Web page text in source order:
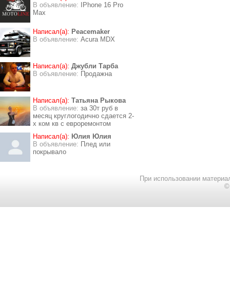
В объявление:
IPhone 16 Pro
Max
Написал(а): Peacemaker
В объявление: Acura MDX
Написал(а): Джубли Тарба
В объявление: Продажна
Написал(а): Татьяна Рыкова
В объявление: за 30т руб в
месяц круглогодично сдается 2-
х ком кв с евроремонтом
Написал(а): Юлия Юлия
В объявление: Плед или
покрывало
При использовании